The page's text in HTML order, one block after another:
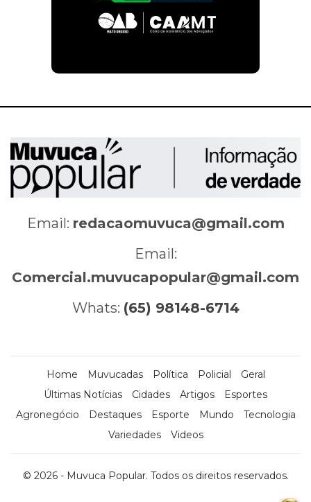
Email: redacaomuvuca@gmail.com
Email:
Comercial.muvucapopular@gmail.com
Whats: (65) 98148-6714
Home Muvucadas Política Policial
Geral
Últimas Notícias
Cidades Artigos
Esportes
Agronegócio
Destaques Esporte Mundo
Tecnologia
Variedades
Videos
© 2026 - Muvuca Popular. Todos os direitos reservados.